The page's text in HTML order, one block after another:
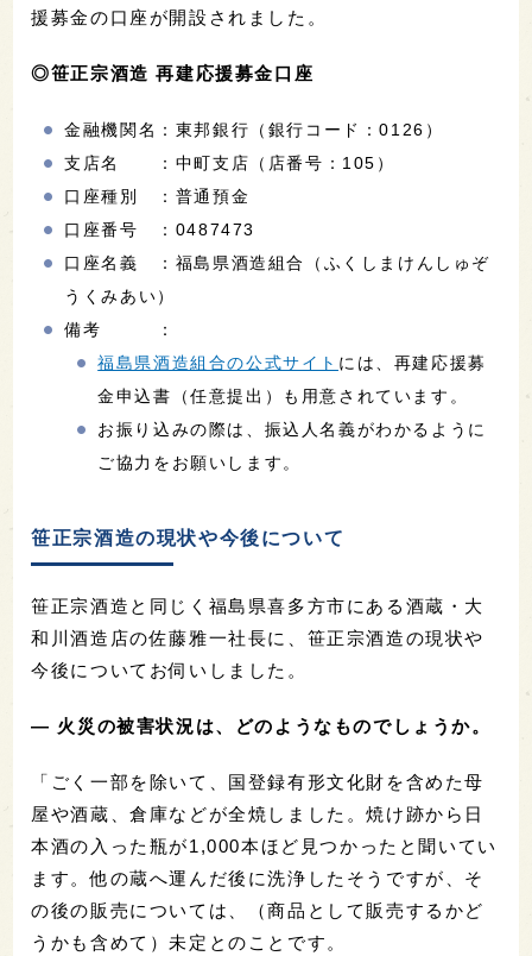
援募金の口座が開設されました。
◎笹正宗酒造 再建応援募金口座
金融機関名：東邦銀行（銀行コード：0126）
支店名 ：中町支店（店番号：105）
口座種別 ：普通預金
口座番号 ：0487473
口座名義 ：福島県酒造組合（ふくしまけんしゅぞ
うくみあい）
備考 ：
福島県酒造組合の公式サイト には、再建応援募
金申込書（任意提出）も用意されています。
お振り込みの際は、振込人名義がわかるように
ご協力をお願いします。
笹正宗酒造の現状や今後について
笹正宗酒造と同じく福島県喜多方市にある酒蔵・大
和川酒造店の佐藤雅一社長に、笹正宗酒造の現状や
今後についてお伺いしました。
— 火災の被害状況は、どのようなものでしょうか。
「ごく一部を除いて、国登録有形文化財を含めた母
屋や酒蔵、倉庫などが全焼しました。焼け跡から日
本酒の入った瓶が1,000本ほど見つかったと聞いてい
ます。他の蔵へ運んだ後に洗浄したそうですが、そ
の後の販売については、（商品として販売するかど
うかも含めて）未定とのことです。